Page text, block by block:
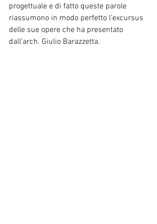
progettuale e di fatto queste parole
riassumono in modo perfetto l’excursus
delle sue opere che ha presentato
dall’arch. Giulio Barazzetta.